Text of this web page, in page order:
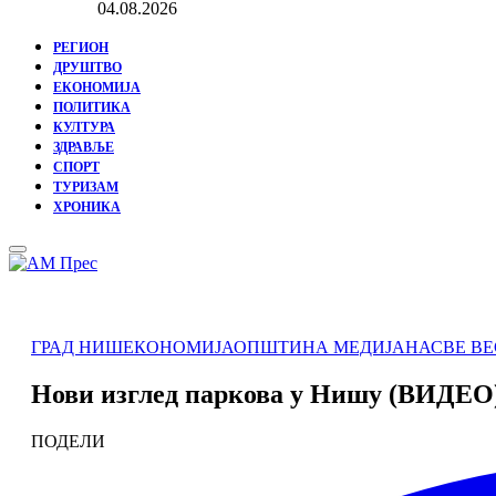
04.08.2026
РЕГИОН
ДРУШТВО
ЕКОНОМИЈА
ПОЛИТИКА
КУЛТУРА
ЗДРАВЉЕ
СПОРТ
ТУРИЗАМ
ХРОНИКА
Primary
Menu
ГРАД НИШЕКОНОМИЈАОПШТИНА МЕДИЈАНАСВЕ
Нови изглед паркова у Нишу
ПОДЕЛИ